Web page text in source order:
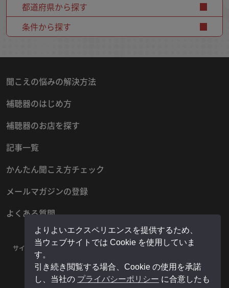
都道府県から探す
条件から探す
聞こえの悩みの解決方法
補聴器のはじめ方
補聴器のお店を探す
記事一覧
かんたん聞こえ方チェック
メールマガジンの登録
よくある質問
サイトマップ プライバシーポリシー お問い合わせ
運営者情報
販売店様用マイページ
よりよいエクスペリエンスを提供するため、
当ウェブサイトでは Cookie を使用していま
す。
引き続き閲覧する場合、Cookie の使用を承諾
し、当社の プライバシーポリシー に合意したも